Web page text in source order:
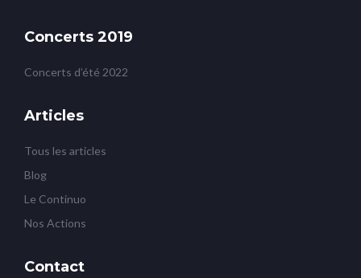
Concerts 2019
Concerts d’été 2022
Articles
Tous les articles
Blog
Le Continuo
Nos Actions
Contact